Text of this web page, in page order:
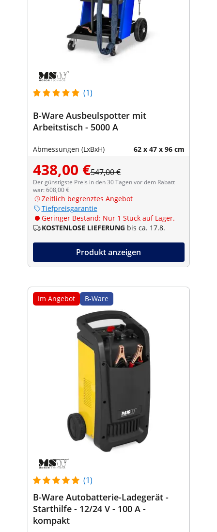
(1)
B-Ware Ausbeulspotter mit
Arbeitstisch - 5000 A
Abmessungen (LxBxH) 62 x 47 x 96 cm
438,00 €547,00 €
Der günstigste Preis in den 30 Tagen vor dem Rabatt
war: 608,00 €
Zeitlich begrenztes Angebot
Tiefpreisgarantie
Geringer Bestand: Nur 1 Stück auf Lager.
KOSTENLOSE LIEFERUNG bis ca. 17.8.
Produkt anzeigen
Im Angebot B-Ware
(1)
B-Ware Autobatterie-Ladegerät -
Starthilfe - 12/24 V - 100 A -
kompakt